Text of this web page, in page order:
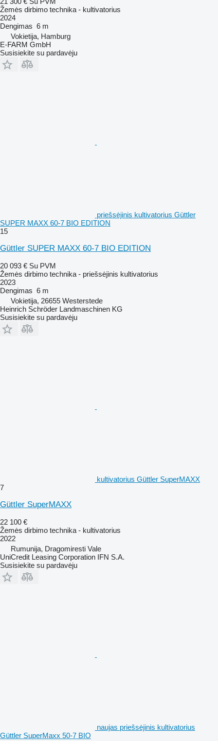
Žemės dirbimo technika - kultivatorius
2024
Dengimas 6 m
Vokietija, Hamburg
E-FARM GmbH
Susisiekite su pardavėju
priešsėjinis kultivatorius Güttler
SUPER MAXX 60-7 BIO EDITION
15
Güttler SUPER MAXX 60-7 BIO EDITION
20 093 € Su PVM
Žemės dirbimo technika - priešsėjinis kultivatorius
2023
Dengimas 6 m
Vokietija, 26655 Westerstede
Heinrich Schröder Landmaschinen KG
Susisiekite su pardavėju
kultivatorius Güttler SuperMAXX
7
Güttler SuperMAXX
22 100 €
Žemės dirbimo technika - kultivatorius
2022
Rumunija, Dragomiresti Vale
UniCredit Leasing Corporation IFN S.A.
Susisiekite su pardavėju
naujas priešsėjinis kultivatorius
Güttler SuperMaxx 50-7 BIO